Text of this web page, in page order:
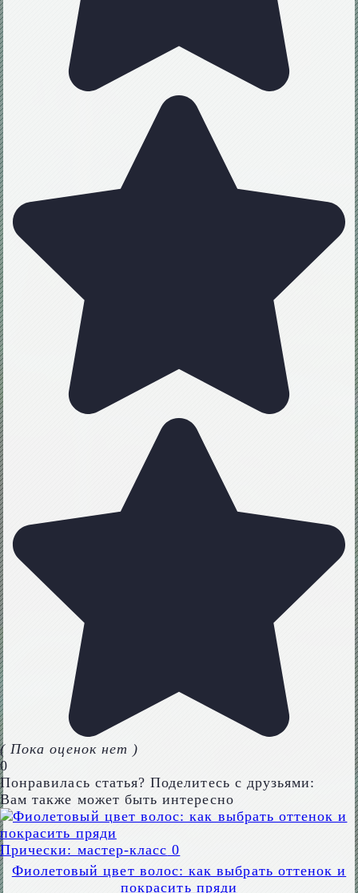
( Пока оценок нет )
0
Понравилась статья? Поделитесь с друзьями:
Вам также может быть интересно
Прически: мастер-класс 0
Фиолетовый цвет волос: как выбрать оттенок и
покрасить пряди